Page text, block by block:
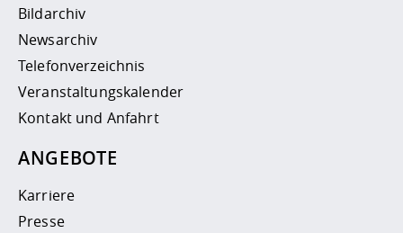
Bildarchiv
Newsarchiv
Telefonverzeichnis
Veranstaltungskalender
Kontakt und Anfahrt
ANGEBOTE
Karriere
Presse